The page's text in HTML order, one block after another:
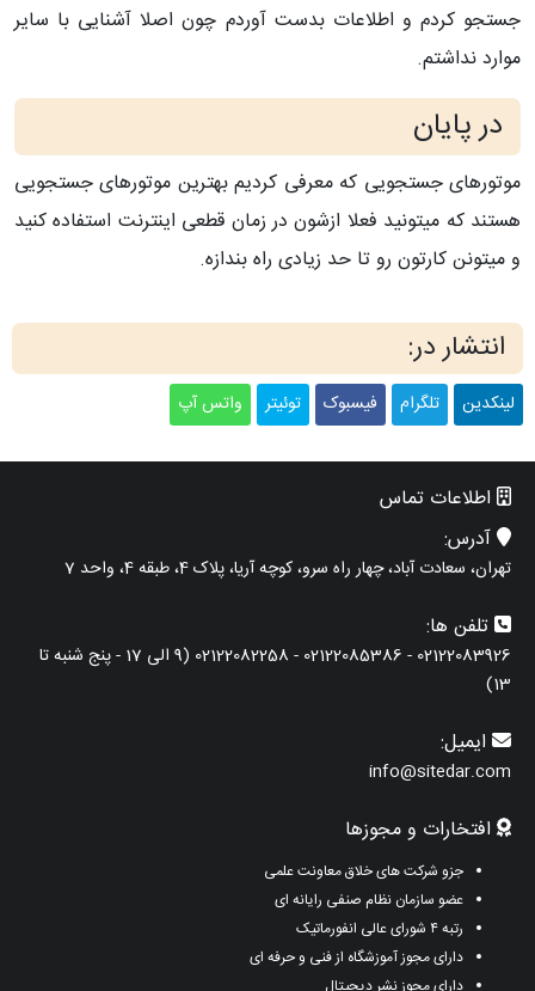
جستجو کردم و اطلاعات بدست آوردم چون اصلا آشنایی با سایر
موارد نداشتم.
در پایان
موتورهای جستجویی که معرفی کردیم بهترین موتورهای جستجویی
هستند که میتونید فعلا ازشون در زمان قطعی اینترنت استفاده کنید
و میتونن کارتون رو تا حد زیادی راه بندازه.
انتشار در:
لینکدین تلگرام فیسبوک توئیتر واتس آپ
اطلاعات تماس
آدرس:
تهران، سعادت آباد، چهار راه سرو، کوچه آریا، پلاک 4، طبقه 4، واحد 7
تلفن ها:
02122083926 - 02122085386 - 02122082258 (9 الی 17 - پنج شنبه تا
13)
ایمیل:
info@sitedar.com
افتخارات و مجوزها
جزو شرکت های خلاق معاونت علمی
عضو سازمان نظام صنفی رایانه ای
رتبه ۴ شورای عالی انفورماتیک
دارای مجوز آموزشگاه از فنی و حرفه ای
دارای مجوز نشر دیجیتال